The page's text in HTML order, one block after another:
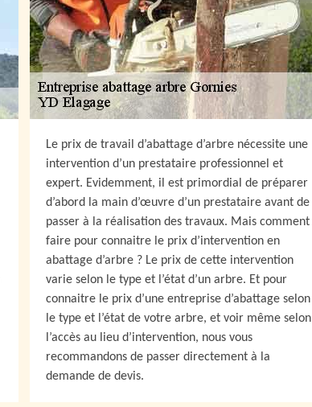
Le prix de travail d’abattage d’arbre nécessite une
intervention d’un prestataire professionnel et
expert. Evidemment, il est primordial de préparer
d’abord la main d’œuvre d’un prestataire avant de
passer à la réalisation des travaux. Mais comment
faire pour connaitre le prix d’intervention en
abattage d’arbre ? Le prix de cette intervention
varie selon le type et l’état d’un arbre. Et pour
connaitre le prix d’une entreprise d’abattage selon
le type et l’état de votre arbre, et voir même selon
l’accès au lieu d’intervention, nous vous
recommandons de passer directement à la
demande de devis.